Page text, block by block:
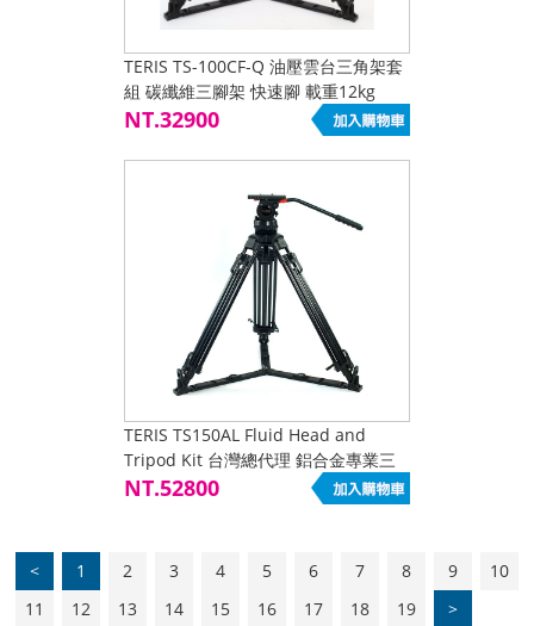
TERIS TS-100CF-Q 油壓雲台三角架套
組 碳纖維三腳架 快速腳 載重12kg
NT.32900
TERIS TS150AL Fluid Head and
Tripod Kit 台灣總代理 鋁合金專業三
腳架套組 TERIS圖瑞斯總代理
NT.52800
< 1 2 3 4 5 6 7 8 9
10
11
12 13 14 15 16 17 18 19 >